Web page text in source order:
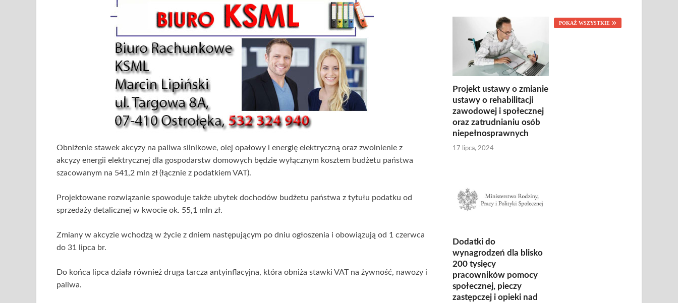
Obniżenie stawek akcyzy na paliwa silnikowe, olej opałowy i energię elektryczną oraz zwolnienie z
akcyzy energii elektrycznej dla gospodarstw domowych będzie wyłącznym kosztem budżetu państwa
szacowanym na 541,2 mln zł (łącznie z podatkiem VAT).
Projektowane rozwiązanie spowoduje także ubytek dochodów budżetu państwa z tytułu podatku od
sprzedaży detalicznej w kwocie ok. 55,1 mln zł.
Zmiany w akcyzie wchodzą w życie z dniem następującym po dniu ogłoszenia i obowiązują od 1 czerwca
do 31 lipca br.
Do końca lipca działa również druga tarcza antyinflacyjna, która obniża stawki VAT na żywność, nawozy i
paliwa.
POKAŻ WSZYSTKIE
Projekt ustawy o zmianie
ustawy o rehabilitacji
zawodowej i społecznej
oraz zatrudnianiu osób
niepełnosprawnych
17 lipca, 2024
Dodatki do
wynagrodzeń dla blisko
200 tysięcy
pracowników pomocy
społecznej, pieczy
zastępczej i opieki nad